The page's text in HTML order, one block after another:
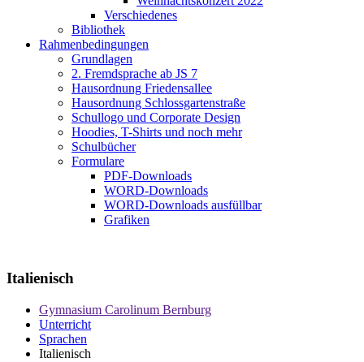
Verschiedenes
Bibliothek
Rahmenbedingungen
Grundlagen
2. Fremdsprache ab JS 7
Hausordnung Friedensallee
Hausordnung Schlossgartenstraße
Schullogo und Corporate Design
Hoodies, T-Shirts und noch mehr
Schulbücher
Formulare
PDF-Downloads
WORD-Downloads
WORD-Downloads ausfüllbar
Grafiken
Italienisch
Gymnasium Carolinum Bernburg
Unterricht
Sprachen
Italienisch